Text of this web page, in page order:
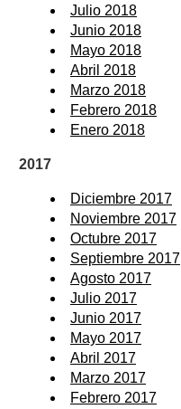
Julio 2018
Junio 2018
Mayo 2018
Abril 2018
Marzo 2018
Febrero 2018
Enero 2018
2017
Diciembre 2017
Noviembre 2017
Octubre 2017
Septiembre 2017
Agosto 2017
Julio 2017
Junio 2017
Mayo 2017
Abril 2017
Marzo 2017
Febrero 2017